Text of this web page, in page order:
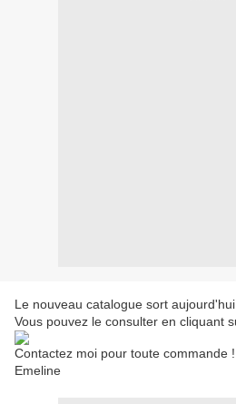
Le nouveau catalogue sort
Vous pouvez le consulter en cliquant
Contactez moi pour toute commande !
Emeline